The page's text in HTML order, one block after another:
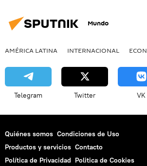
Mundo
AMÉRICA LATINA INTERNACIONAL
Telegram Twitter VK
Quiénes somos Condiciones de Uso
Productos y servicios Contacto
Política de Privacidad Politica de Cookies